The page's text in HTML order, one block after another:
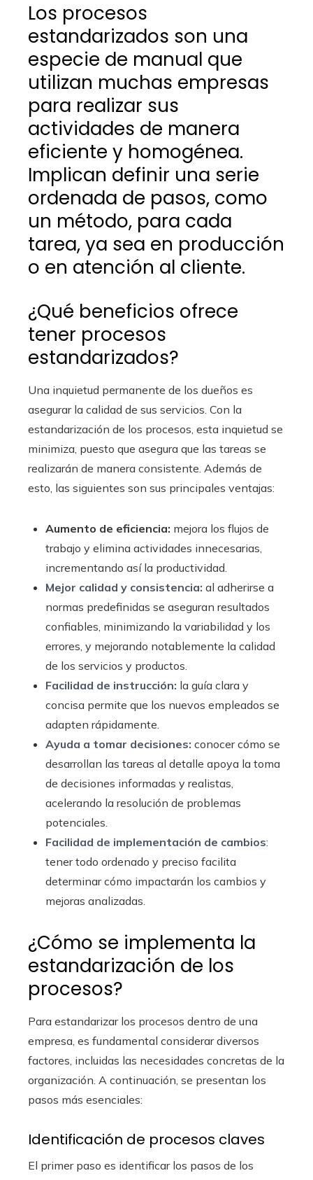
Los procesos
estandarizados son una
especie de manual que
utilizan muchas empresas
para realizar sus
actividades de manera
eficiente y homogénea.
Implican definir una serie
ordenada de pasos, como
un método, para cada
tarea, ya sea en producción
o en atención al cliente.
¿Qué beneficios ofrece
tener procesos
estandarizados?
Una inquietud permanente de los dueños es
asegurar la calidad de sus servicios. Con la
estandarización de los procesos, esta inquietud se
minimiza, puesto que asegura que las tareas se
realizarán de manera consistente. Además de
esto, las siguientes son sus principales ventajas:
Aumento de eficiencia: mejora los flujos de
trabajo y elimina actividades innecesarias,
incrementando así la productividad.
Mejor calidad y consistencia: al adherirse a
normas predefinidas se aseguran resultados
confiables, minimizando la variabilidad y los
errores, y mejorando notablemente la calidad
de los servicios y productos.
Facilidad de instrucción: la guía clara y
concisa permite que los nuevos empleados se
adapten rápidamente.
Ayuda a tomar decisiones: conocer cómo se
desarrollan las tareas al detalle apoya la toma
de decisiones informadas y realistas,
acelerando la resolución de problemas
potenciales.
Facilidad de implementación de cambios:
tener todo ordenado y preciso facilita
determinar cómo impactarán los cambios y
mejoras analizadas.
¿Cómo se implementa la
estandarización de los
procesos?
Para estandarizar los procesos dentro de una
empresa, es fundamental considerar diversos
factores, incluidas las necesidades concretas de la
organización. A continuación, se presentan los
pasos más esenciales:
Identificación de procesos claves
El primer paso es identificar los pasos de los